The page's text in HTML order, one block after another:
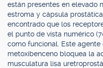
están presentes en elevado
estroma y cápsula
encontrado que los
el punto de vista numérico
como funcional. Este
metoxibenceno bloquea la
musculatura lisa